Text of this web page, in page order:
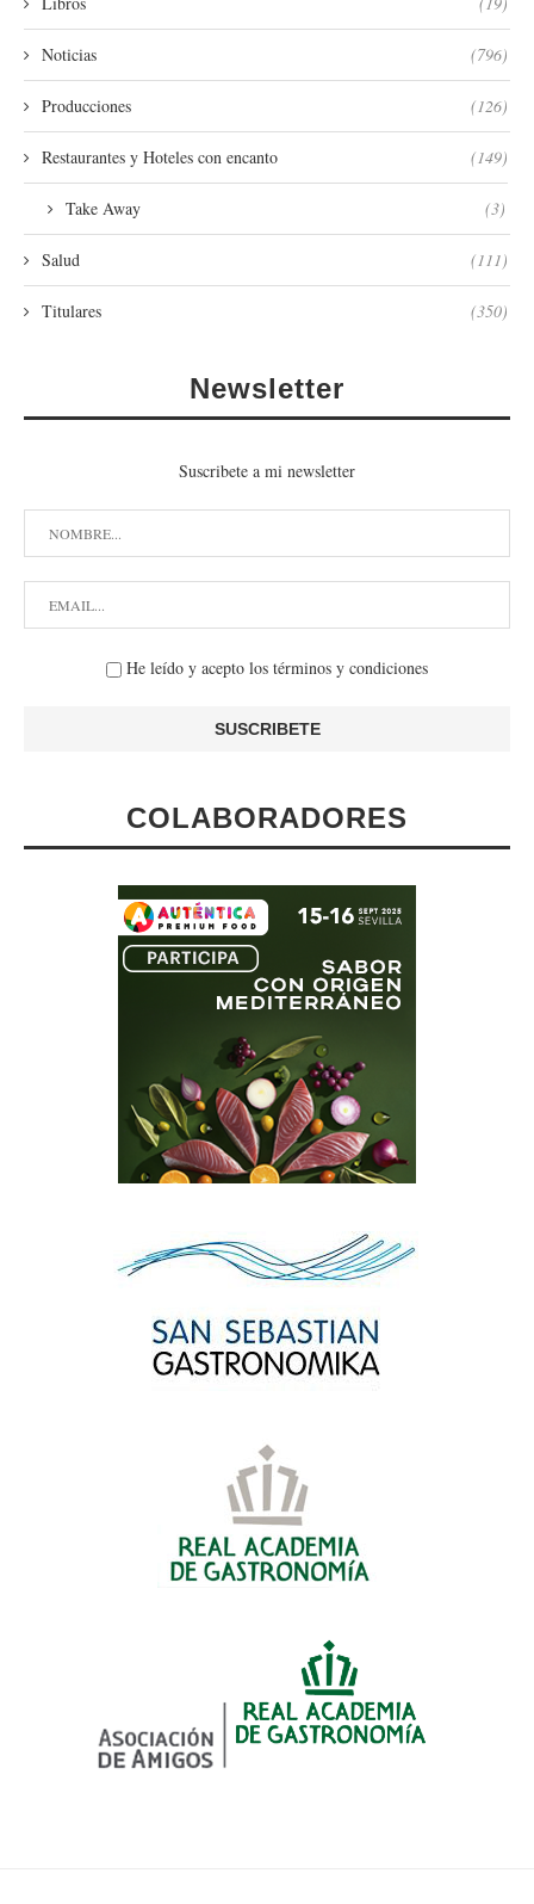
Noticias (796)
Producciones (126)
Restaurantes y Hoteles con encanto (149)
Take Away (3)
Salud (111)
Titulares (350)
Newsletter
Suscribete a mi newsletter
He leído y acepto los términos y condiciones
COLABORADORES